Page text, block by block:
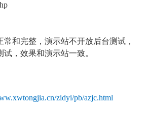
和完整，演示站不开放后台测试，
，效果和演示站一致。
zidyi/pb/azjc.html